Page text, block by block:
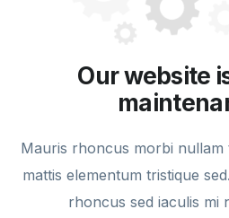
Our website
Mauris rhoncus morbi nullam
mattis elementum tristique
rhoncus sed iaculis mi